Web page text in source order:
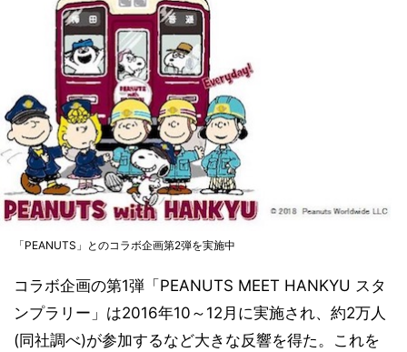
「PEANUTS」とのコラボ企画第2弾を実施中
コラボ企画の第1弾「PEANUTS MEET HANKYU スタ
ンプラリー」は2016年10～12月に実施され、約2万人
(同社調べ)が参加するなど大きな反響を得た。これを